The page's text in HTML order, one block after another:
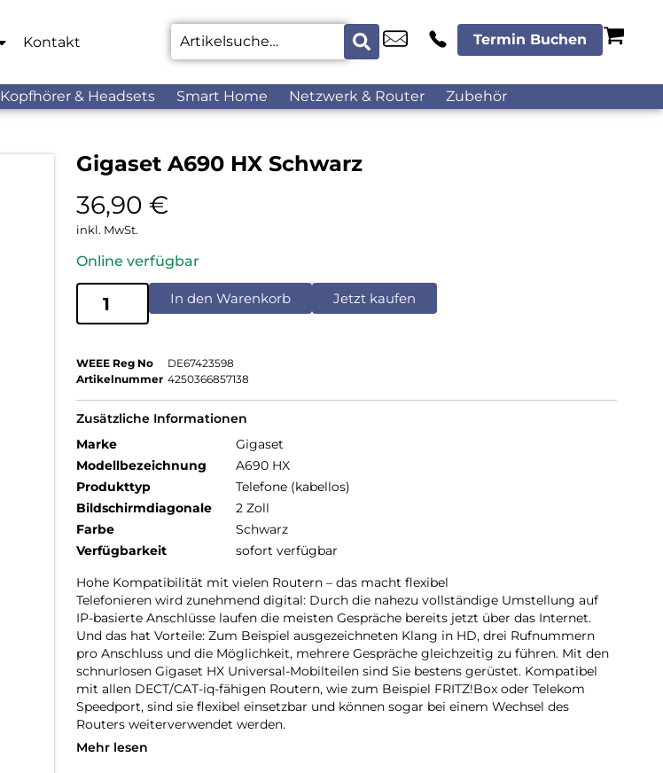
Kontakt Termin Buchen
Kopfhörer & Headsets Smart Home Netzwerk & Router Zubehör
Gigaset A690 HX Schwarz
36,90 €
inkl. MwSt.
Online verfügbar
In den Warenkorb Jetzt kaufen
WEEE Reg No
DE67423598
Artikelnummer 4250366857138
Zusätzliche Informationen
Marke
Gigaset
Modellbezeichnung
A690 HX
Produkttyp
Telefone (kabellos)
Bildschirmdiagonale
2 Zoll
Farbe
Schwarz
Verfügbarkeit
sofort verfügbar
Hohe Kompatibilität mit vielen Routern – das macht flexibel
Telefonieren wird zunehmend digital: Durch die nahezu vollständige Umstellung auf
IP-basierte Anschlüsse laufen die meisten Gespräche bereits jetzt über das Internet.
Und das hat Vorteile: Zum Beispiel ausgezeichneten Klang in HD, drei Rufnummern
pro Anschluss und die Möglichkeit, mehrere Gespräche gleichzeitig zu führen. Mit den
schnurlosen Gigaset HX Universal-Mobilteilen sind Sie bestens gerüstet. Kompatibel
mit allen DECT/CAT-iq-fähigen Routern, wie zum Beispiel FRITZ!Box oder Telekom
Speedport, sind sie flexibel einsetzbar und können sogar bei einem Wechsel des
Routers weiterverwendet werden.
HD-Voice und Freisprechmodus – so wird Telefonieren zum Genuss
Mehr lesen